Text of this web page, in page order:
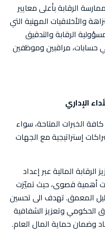
الرقابة بأعلى معايير
والأخلاقيات المهنية التي
الرقابة والتدقيق
حسابات، مراقبين وموظفين
الإداري
الخبرات المتاحة، سواء
إستراتيجية مع الجهات
المالية عبر إعداد
أهمية قصوى، حيث تميّزت
المعمق. تهدف الى تحسين
الحكومي وتعزيز الشفافية
وضمان حماية المال العام.